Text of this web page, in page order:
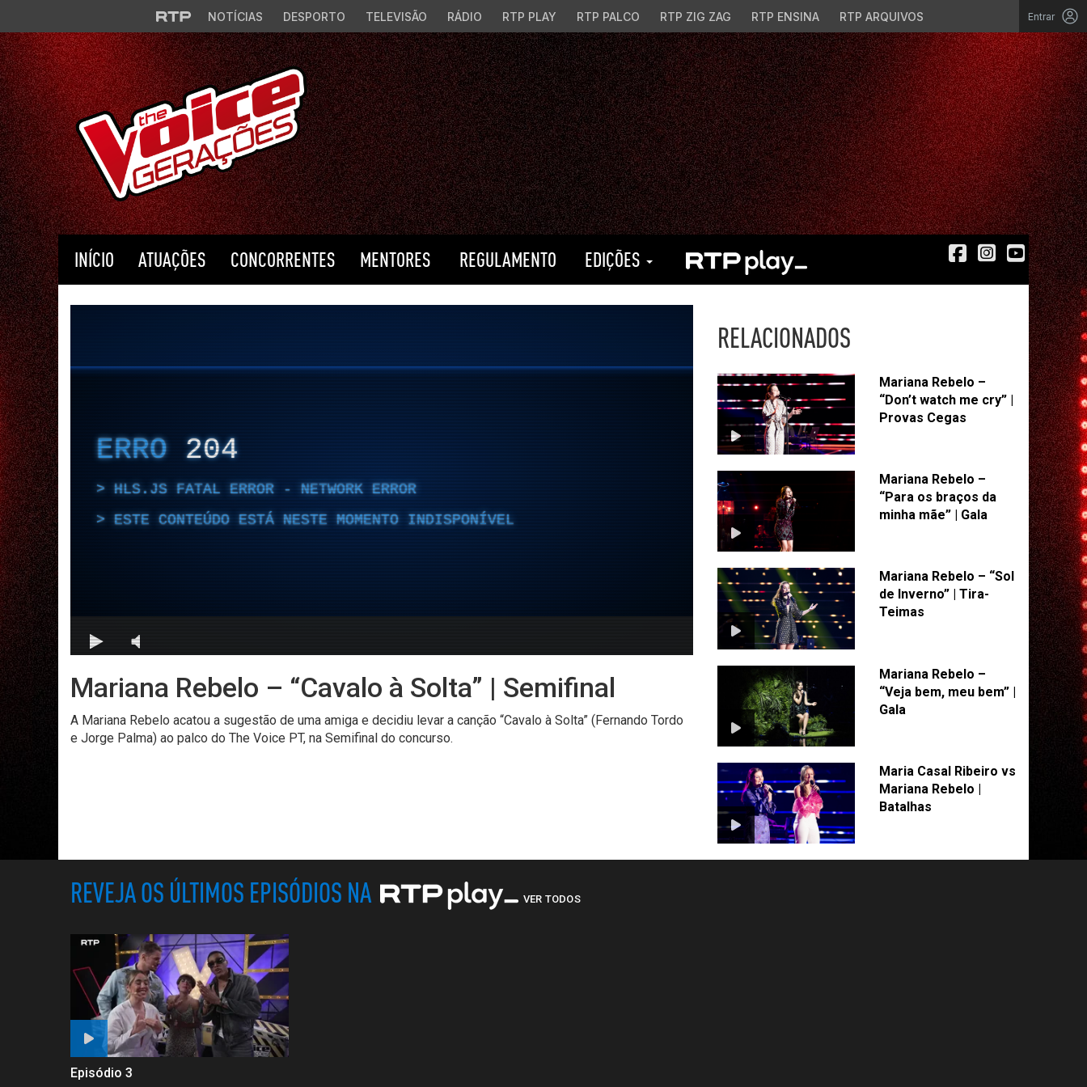
Saltar para o conteúdo principal
NOTÍCIAS DESPORTO TELEVISÃO RÁDIO RTP PLAY RTP PALCO RTP ZIG ZAG RTP ENSINA RTP ARQUIVOS Entrar
INÍCIO ATUAÇÕES CONCORRENTES MENTORES REGULAMENTO EDIÇÕES
Mariana Rebelo – “Cavalo à Solta” | Semifinal
A Mariana Rebelo acatou a sugestão de uma amiga e decidiu levar a canção “Cavalo à Solta” (Fernando Tordo
e Jorge Palma) ao palco do The Voice PT, na Semifinal do concurso.
RELACIONADOS
Mariana Rebelo –
“Don’t watch me cry” |
Provas Cegas
Mariana Rebelo –
“Para os braços da
minha mãe” | Gala
Mariana Rebelo – “Sol
de Inverno” | Tira-
Teimas
Mariana Rebelo –
“Veja bem, meu bem” |
Gala
Maria Casal Ribeiro vs
Mariana Rebelo |
Batalhas
REVEJA OS ÚLTIMOS EPISÓDIOS NA VER TODOS
Episódio 3